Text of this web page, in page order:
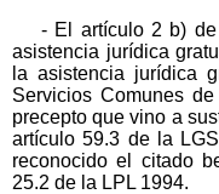
- El artículo 2 b)
asistencia jurídica
la asistencia jurídica
Servicios Comunes
precepto que vino a
artículo 59.3 de la
reconocido el citado
25.2 de la LPL 1994.